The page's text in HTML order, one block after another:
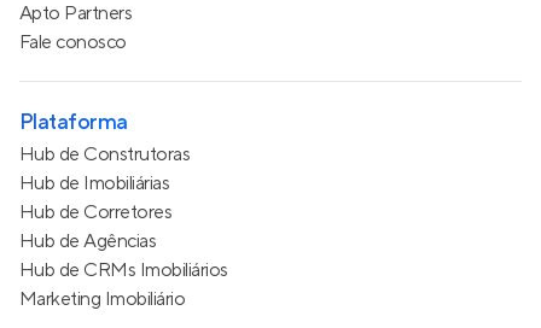
Apto Partners
Fale conosco
Plataforma
Hub de Construtoras
Hub de Imobiliárias
Hub de Corretores
Hub de Agências
Hub de CRMs Imobiliários
Marketing Imobiliário